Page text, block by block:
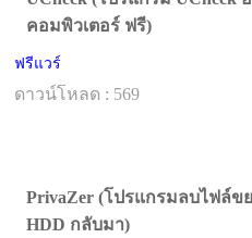
คอมพิวเตอร์ ฟรี)
ฟรีแวร์
ดาวน์โหลด : 569
PrivaZer (โปรแกรมลบไฟล์ข
HDD กลับมา)